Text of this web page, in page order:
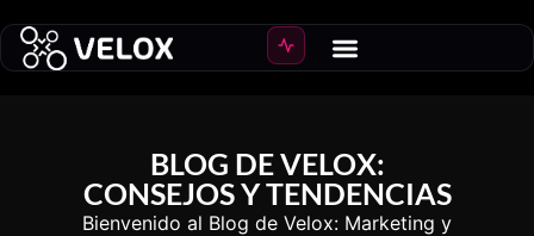
BLOG DE VELOX:
CONSEJOS Y TENDENCIAS
Bienvenido al Blog de Velox: Marketing y